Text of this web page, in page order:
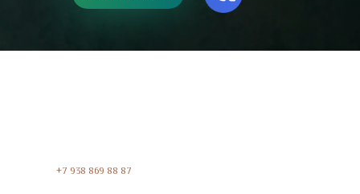
+7 938 869 88 87